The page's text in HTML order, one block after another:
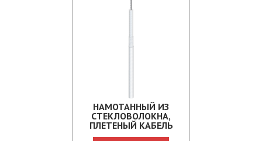
НАМОТАННЫЙ ИЗ
СТЕКЛОВОЛОКНА,
ПЛЕТЕНЫЙ КАБЕЛЬ
CNCMS